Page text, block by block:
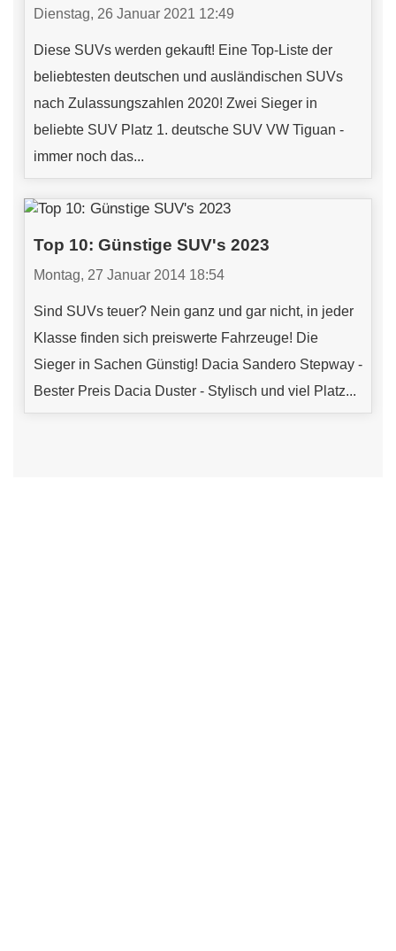
Dienstag, 26 Januar 2021 12:49
Diese SUVs werden gekauft! Eine Top-Liste der
beliebtesten deutschen und ausländischen SUVs
nach Zulassungszahlen 2020! Zwei Sieger in
beliebte SUV Platz 1. deutsche SUV VW Tiguan -
immer noch das...
Top 10: Günstige SUV's 2023
Montag, 27 Januar 2014 18:54
Sind SUVs teuer? Nein ganz und gar nicht, in jeder
Klasse finden sich preiswerte Fahrzeuge! Die
Sieger in Sachen Günstig! Dacia Sandero Stepway -
Bester Preis Dacia Duster - Stylisch und viel Platz...